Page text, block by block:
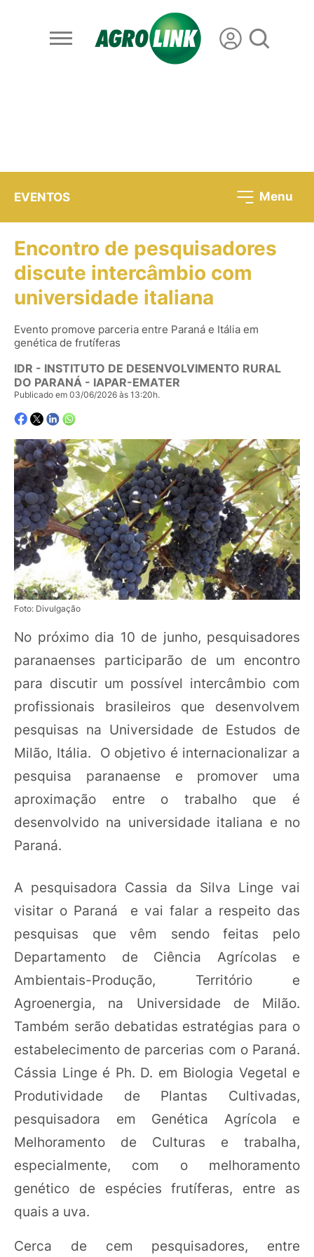
EVENTOS Menu
Encontro de pesquisadores
discute intercâmbio com
universidade italiana
Evento promove parceria entre Paraná e Itália em
genética de frutíferas
IDR - INSTITUTO DE DESENVOLVIMENTO RURAL
DO PARANÁ - IAPAR-EMATER
Publicado em 03/06/2026 às 13:20h.
Foto: Divulgação
No próximo dia 10 de junho, pesquisadores
paranaenses participarão de um encontro
para discutir um possível intercâmbio com
profissionais brasileiros que desenvolvem
pesquisas na Universidade de Estudos de
Milão, Itália. O objetivo é internacionalizar a
pesquisa paranaense e promover uma
aproximação entre o trabalho que é
desenvolvido na universidade italiana e no
Paraná.
A pesquisadora Cassia da Silva Linge vai
visitar o Paraná e vai falar a respeito das
pesquisas que vêm sendo feitas pelo
Departamento de Ciência Agrícolas e
Ambientais-Produção, Território e
Agroenergia, na Universidade de Milão.
Também serão debatidas estratégias para o
estabelecimento de parcerias com o Paraná.
Cássia Linge é Ph. D. em Biologia Vegetal e
Produtividade de Plantas Cultivadas,
pesquisadora em Genética Agrícola e
Melhoramento de Culturas e trabalha,
especialmente, com o melhoramento
genético de espécies frutíferas, entre as
quais a uva.
Cerca de cem pesquisadores, entre